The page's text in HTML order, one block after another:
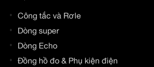
Công tắc và Rơle
Dòng super
Dòng Echo
Đồng hồ đo & Phụ kiện điện